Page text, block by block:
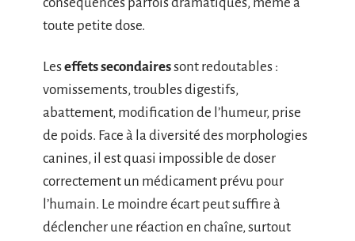
toute petite dose.
Leseffets secondairessont redoutables :
vomissements, troubles digestifs,
abattement, modification de l’humeur, prise
de poids. Face à la diversité des morphologies
canines, il est quasi impossible de doser
correctement un médicament prévu pour
l’humain. Le moindre écart peut suffire à
déclencher une réaction en chaîne, surtout